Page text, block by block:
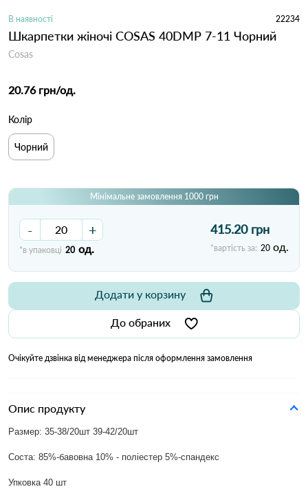
В наявності 22234
Шкарпетки жіночі COSAS 40DMP 7-11 Чорний
Cosas
20.76 грн/од.
Колір
Чорний
Мінімальне замовлення 1000 грн
- +
*в упаковці 20 од.
415.20 грн
*вартість за: 20 од.
До обраних
Додати у корзину
Очікуйте дзвінка від менеджера після оформлення замовлення
Опис продукту
Размер: 35-38/20шт 39-42/20шт
Соста: 85%-бавовна 10% - поліестер 5%-спандекс
Упковка 40 шт